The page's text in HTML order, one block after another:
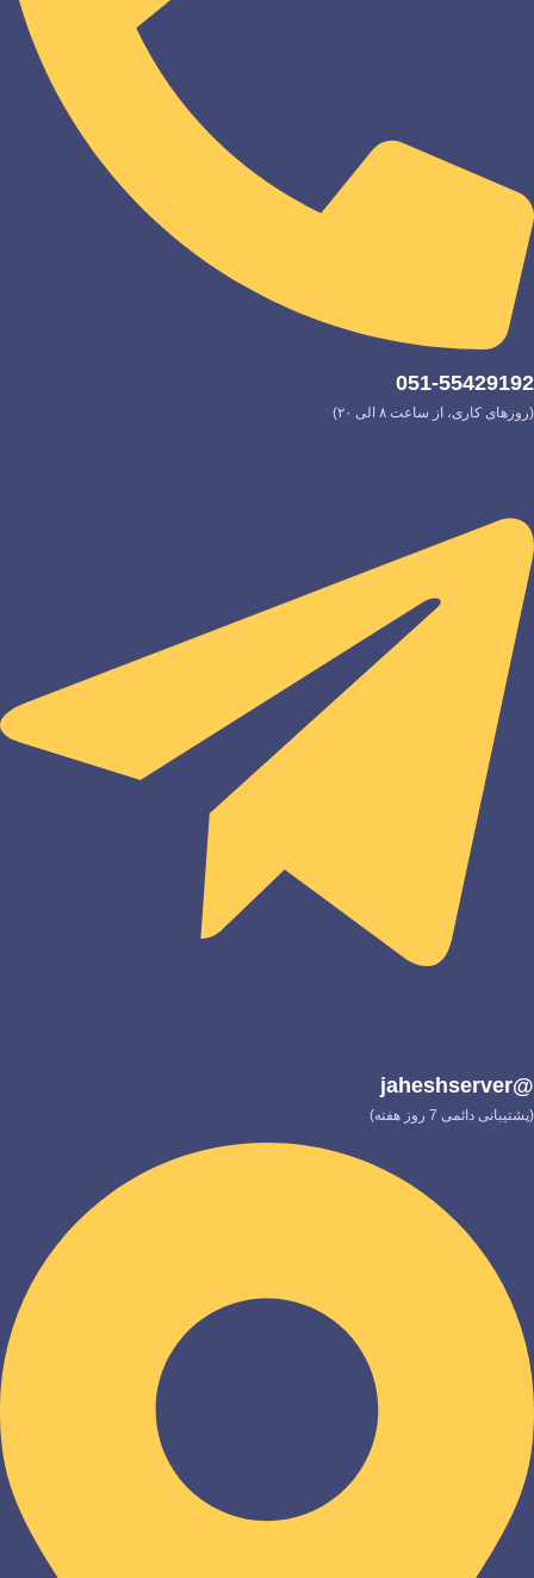
051-55429192
(روزهای کاری، از ساعت ۸ الی ۲۰)
@jaheshserver
(پشتیبانی دائمی 7 روز هفته)